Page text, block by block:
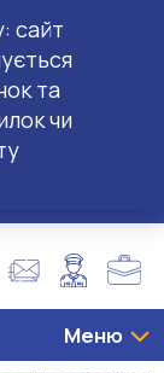
сайт
та
чи
Меню